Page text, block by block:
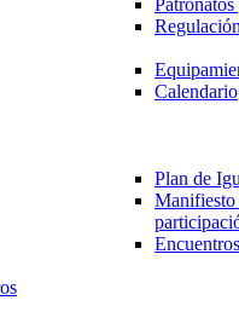
Calendario
Plan de